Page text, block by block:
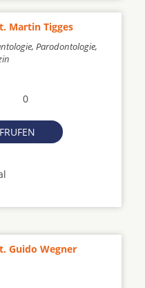
Martin Tigges
Parodontologie,
0
Guido Wegner